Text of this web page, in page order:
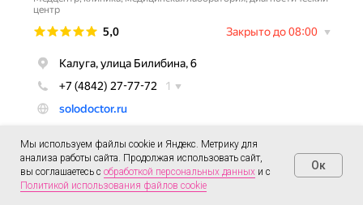
Мы используем файлы cookie и Яндекс. Метрику для
анализа работы сайта. Продолжая использовать сайт,
вы соглашаетесь с обработкой персональных данных и с
Политикой использования файлов cookie
Ок